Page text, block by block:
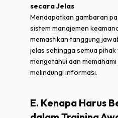
secara Jelas
Mendapatkan gambaran
sistem manajemen
memastikan tanggung
jelas sehingga semua
mengetahui dan
melindungi informasi.
E. Kenapa Harus